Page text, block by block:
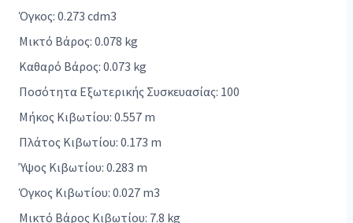
Όγκος: 0.273 cdm3
Μικτό Βάρος: 0.078 kg
Καθαρό Βάρος: 0.073 kg
Ποσότητα Εξωτερικής Συσκευασίας: 100
Μήκος Κιβωτίου: 0.557 m
Πλάτος Κιβωτίου: 0.173 m
Ύψος Κιβωτίου: 0.283 m
Όγκος Κιβωτίου: 0.027 m3
Μικτό Βάρος Κιβωτίου: 7.8 kg